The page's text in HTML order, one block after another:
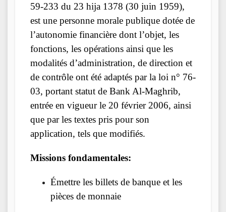
59-233 du 23 hija 1378 (30 juin 1959),
est une personne morale publique dotée de
l’autonomie financière dont l’objet, les
fonctions, les opérations ainsi que les
modalités d’administration, de direction et
de contrôle ont été adaptés par la loi n° 76-
03, portant statut de Bank Al-Maghrib,
entrée en vigueur le 20 février 2006, ainsi
que par les textes pris pour son
application, tels que modifiés.
Missions fondamentales:
Émettre les billets de banque et les
pièces de monnaie